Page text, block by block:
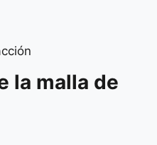
la malla de